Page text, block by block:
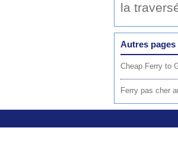
la
Autres pages
Cheap Ferry to
Ferry pas cher